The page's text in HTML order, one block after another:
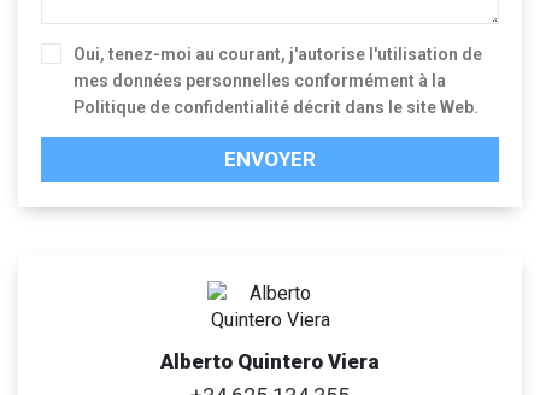
Oui, tenez-moi au courant, j'autorise l'utilisation de
mes données personnelles conformément à la
Politique de confidentialité décrit dans le site Web.
ENVOYER
Alberto Quintero Viera